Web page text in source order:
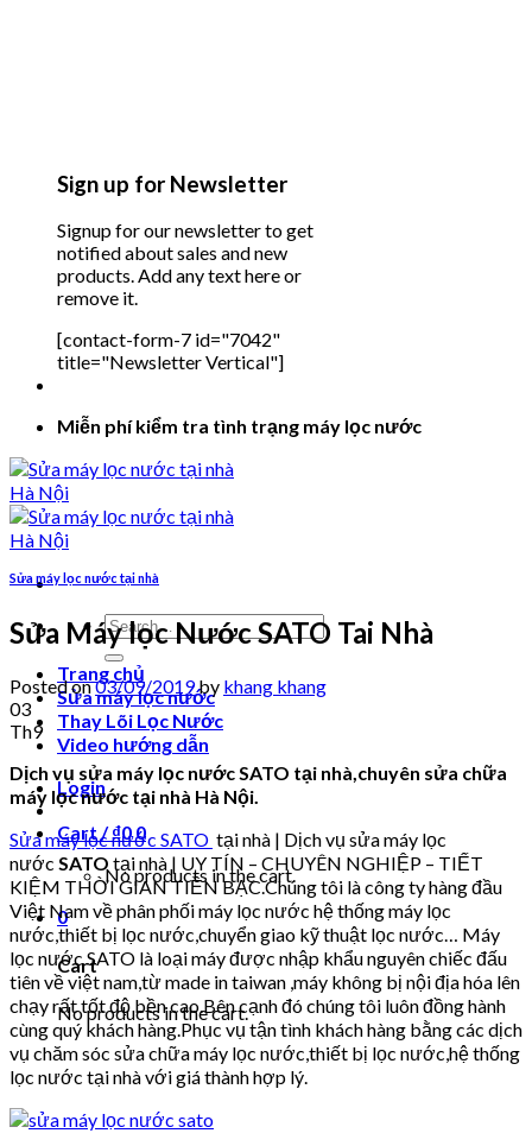
Sign up for Newsletter
Signup for our newsletter to get
notified about sales and new
products. Add any text here or
remove it.
[contact-form-7 id="7042"
title="Newsletter Vertical"]
Miễn phí kiểm tra tình trạng máy lọc nước
Search
for:
Trang chủ
Sửa máy lọc nước
Thay Lõi Lọc Nước
Video hướng dẫn
Login
Cart /₫00
No products in the cart.
0
Cart
No products in the cart.
Sửa máy lọc nước tại nhà
Sửa Máy lọc Nước SATO Tai Nhà
Posted on03/09/2019by khang khang
03
Th9
Dịch vụ sửa máy lọc nước SATO tại nhà,chuyên sửa chữa
máy lọc nước tại nhà Hà Nội.
Sửa máy lọc nước SATO tại nhà | Dịch vụ sửa máy lọc
nước SATO tại nhà | UY TÍN – CHUYÊN NGHIỆP – TIẾT
KIỆM THỜI GIAN TIỀN BẠC.Chúng tôi là công ty hàng đầu
Việt Nam về phân phối máy lọc nước hệ thống máy lọc
nước,thiết bị lọc nước,chuyển giao kỹ thuật lọc nước… Máy
lọc nước SATO là loại máy được nhập khẩu nguyên chiếc đấu
tiên về việt nam,từ made in taiwan ,máy không bị nội địa hóa lên
chạy rất tốt độ bền cao.Bên cạnh đó chúng tôi luôn đồng hành
cùng quý khách hàng.Phục vụ tận tình khách hàng bằng các dịch
vụ chăm sóc sửa chữa máy lọc nước,thiết bị lọc nước,hệ thống
lọc nước tại nhà với giá thành hợp lý.